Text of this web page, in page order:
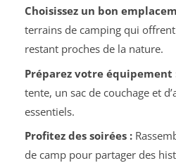
Choisissez un bon
terrains de camping qui
restant proches de la nature.
Préparez votre équipement
tente, un sac de couchage et
essentiels.
Profitez des soirées :
de camp pour partager des